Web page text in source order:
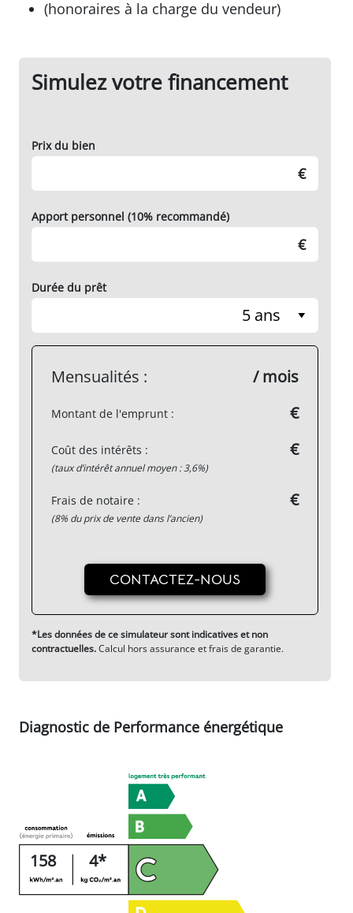
(honoraires à la charge du vendeur)
Simulez votre financement
Prix du bien
€
Apport personnel (10% recommandé)
€
Durée du prêt
5 ans
Mensualités : / mois
Montant de l'emprunt : €
Coût des intérêts : €
(taux d’intérêt annuel moyen : 3,6%)
Frais de notaire : €
(8% du prix de vente dans l’ancien)
CONTACTEZ-NOUS
*Les données de ce simulateur sont indicatives et non
contractuelles.Calcul hors assurance et frais de garantie.
Diagnostic de Performance énergétique
158 4*